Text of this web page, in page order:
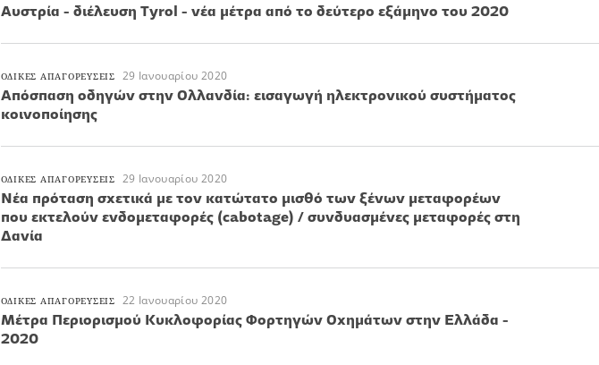
Αυστρία - διέλευση Tyrol - νέα μέτρα από το δεύτερο εξάμηνο του 2020
ΟΔΙΚΕΣ ΑΠΑΓΟΡΕΥΣΕΙΣ 29 Ιανουαρίου 2020
Απόσπαση οδηγών στην Ολλανδία: εισαγωγή ηλεκτρονικού συστήματος
κοινοποίησης
ΟΔΙΚΕΣ ΑΠΑΓΟΡΕΥΣΕΙΣ 29 Ιανουαρίου 2020
Νέα πρόταση σχετικά με τον κατώτατο μισθό των ξένων μεταφορέων
που εκτελούν ενδομεταφορές (cabotage) / συνδυασμένες μεταφορές στη
Δανία
ΟΔΙΚΕΣ ΑΠΑΓΟΡΕΥΣΕΙΣ 22 Ιανουαρίου 2020
Μέτρα Περιορισμού Κυκλοφορίας Φορτηγών Οχημάτων στην Ελλάδα -
2020